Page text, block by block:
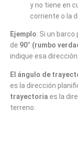
y no tiene en
corriente o la
Ejemplo: Si un
de 90° (rumbo
indique esa dirección.
El ángulo de
es la dirección
trayectoria es la
terreno.